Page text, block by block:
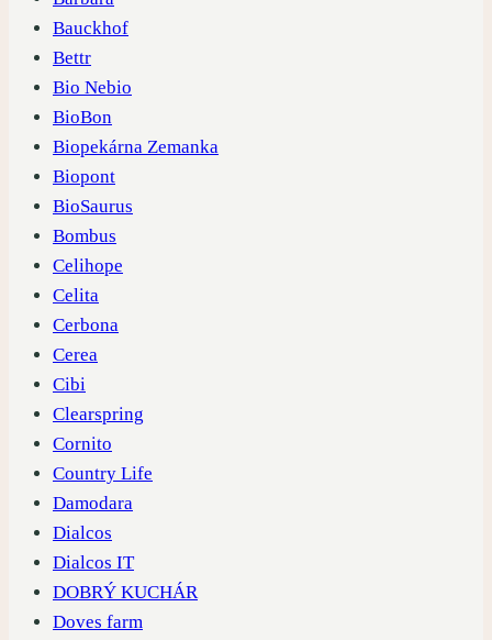
Bauckhof
Bettr
Bio Nebio
BioBon
Biopekárna Zemanka
Biopont
BioSaurus
Bombus
Celihope
Celita
Cerbona
Cerea
Cibi
Clearspring
Cornito
Country Life
Damodara
Dialcos
Dialcos IT
DOBRÝ KUCHÁR
Doves farm